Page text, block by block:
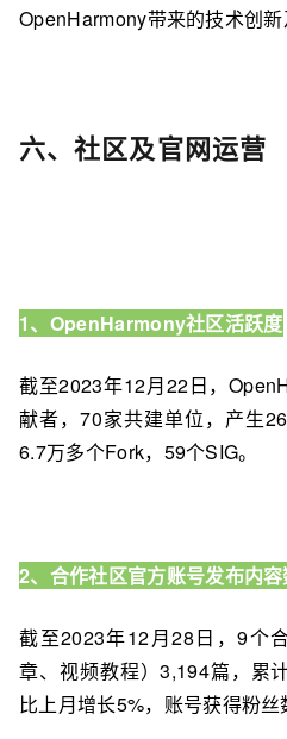
OpenHarmony带来的技术创新
六、社区及官网运营
1、OpenHarmony社区活跃度
截至2023年12月22日，
献者，70家共建单位，产生
6.7万多个Fork，59个SIG。
2、合作社区官方账号发布内
截至2023年12月28日，9个
章、视频教程）3,194篇，累
比上月增长5%，账号获得粉丝